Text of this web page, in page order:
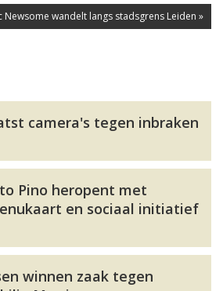
Newsome wandelt langs stadsgrens Leiden »
camera's tegen inbraken
Pino heropent met
en sociaal initiatief
winnen zaak tegen